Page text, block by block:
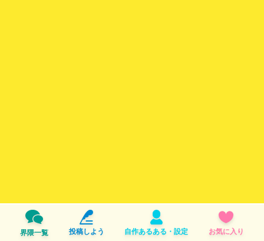
界隈一覧 投稿しよう 自作あるある・設定 お気に入り